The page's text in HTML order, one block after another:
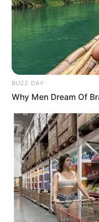
3. Tidak ada yang
tergolong muda, ia
BUZZ DAY
Why Men Dream Of